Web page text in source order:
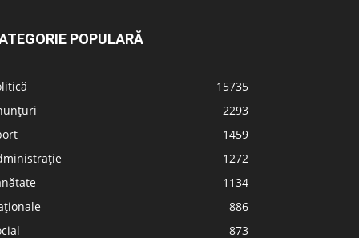
POPULARĂ
15735
2293
1459
1272
1134
886
873